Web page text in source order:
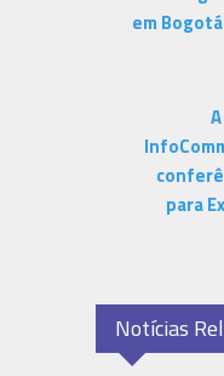
em
para
Notícias